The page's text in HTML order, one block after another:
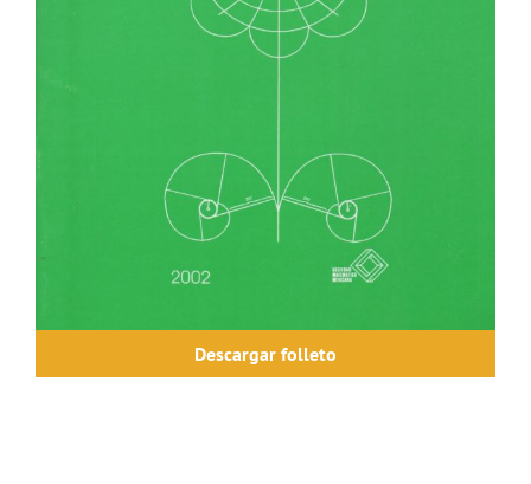
Descargar folleto